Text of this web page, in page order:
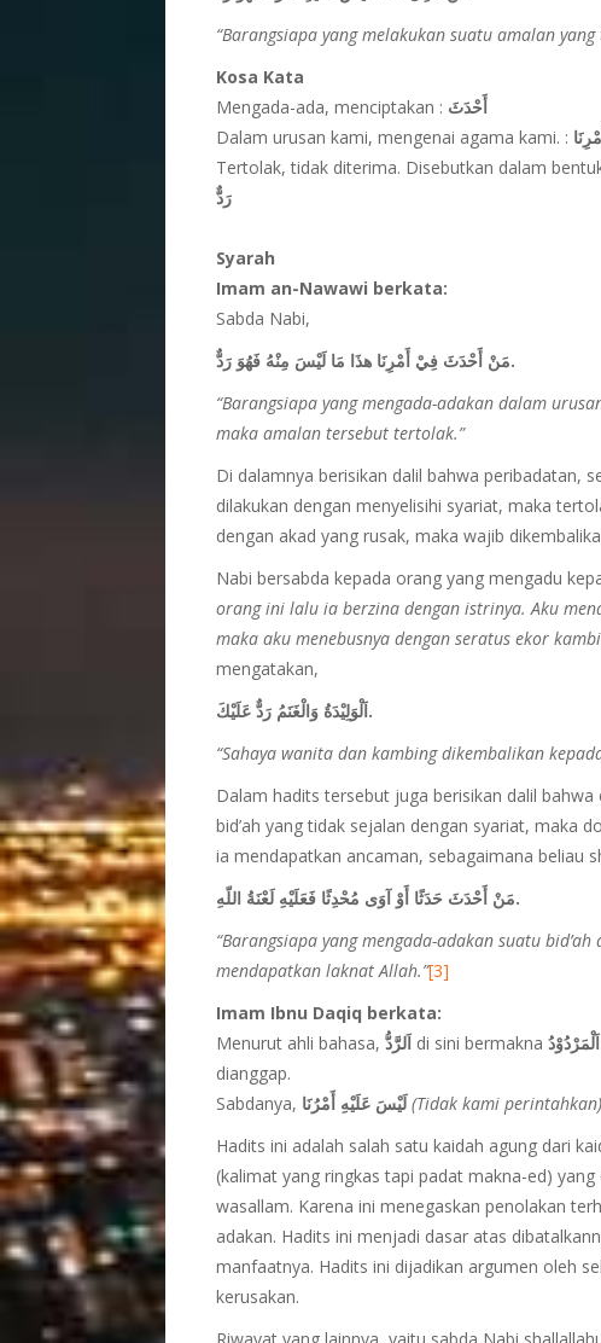
“Barangsiapa yang melakukan suatu amalan
Kosa Kata
Mengada-ada, menciptakan : أَحْدَثَ
Dalam urusan kami, mengenai agama kami. :
Tertolak, tidak diterima. Disebutkan dalam
رَدٌّ
Syarah
Imam an-Nawawi berkata:
Sabda Nabi,
مَنْ أَحْدَثَ فِيْ أَمْرِنَا هذَا مَا لَيْسَ مِنْهُ فَهُوَ رَدٌّ.
“Barangsiapa yang mengada-adakan dalam
maka amalan tersebut tertolak.”
Di dalamnya berisikan dalil bahwa peribadatan,
dilakukan dengan menyelisihi syariat, maka
dengan akad yang rusak, maka wajib
Nabi bersabda kepada orang yang mengadu
orang ini lalu ia berzina dengan istrinya. Aku
maka aku menebusnya dengan seratus ekor
mengatakan,
اَلْوَلِيْدَةُ وَالْغَنَمُ رَدٌّ عَلَيْكَ.
“Sahaya wanita dan kambing dikembalikan
Dalam hadits tersebut juga berisikan dalil
bid’ah yang tidak sejalan dengan syariat, maka
ia mendapatkan ancaman, sebagaimana beliau
مَنْ أَحْدَثَ حَدَثًا أَوْ آوَى مُحْدِثًا فَعَلَيْهِ لَعْنَةُ اللّهِ.
“Barangsiapa yang mengada-adakan suatu
mendapatkan laknat Allah.”[3]
Imam Ibnu Daqiq berkata:
Menurut ahli bahasa, اَلرَّدُّdi sini bermakna اَلْمَرْدُوْدُ
dianggap.
Sabdanya, لَيْسَ عَلَيْهِ أَمْرُنَا (Tidak kami perintahkan)
Hadits ini adalah salah satu kaidah agung dari
(kalimat yang ringkas tapi padat makna-ed)
wasallam. Karena ini menegaskan penolakan
adakan. Hadits ini menjadi dasar atas
manfaatnya. Hadits ini dijadikan argumen oleh
kerusakan.